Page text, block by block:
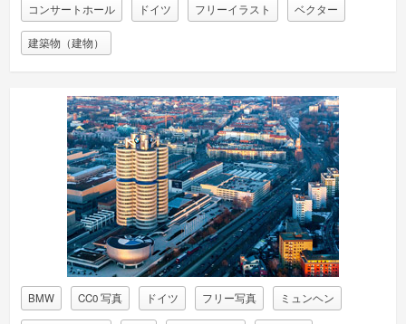
コンサートホール ドイツ フリーイラスト ベクター
建築物（建物）
BMW CC0 写真 ドイツ フリー写真 ミュンヘン